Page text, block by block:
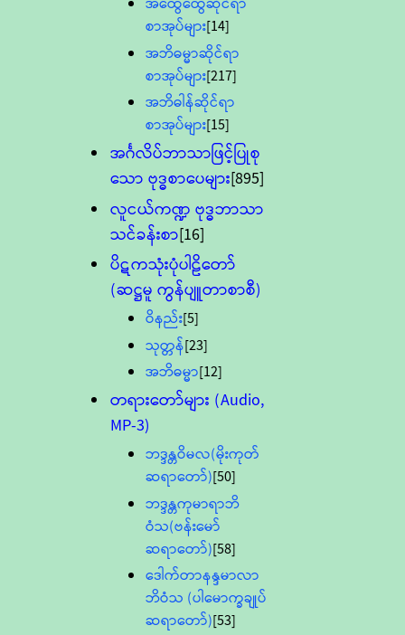
စာအုပ်များ[14]
အဘိဓမ္မာဆိုင်ရာ
စာအုပ်များ[217]
အဘိဓါန်ဆိုင်ရာ
စာအုပ်များ[15]
အင်္ဂလိပ်ဘာသာဖြင့်ပြုစု
သော ဗုဒ္ဓစာပေများ[895]
လူငယ်ကဏ္ဍ ဗုဒ္ဓဘာသာ
သင်ခန်းစာ[16]
ပိဋကသုံးပုံပါဠိတော်
(ဆဋ္ဌမူ ကွန်ပျူတာစာစီ)
ဝိနည်း[5]
သုတ္တန်[23]
အဘိဓမ္မာ[12]
တရားတော်များ (Audio,
MP-3)
ဘဒ္ဒန္တဝိမလ(မိုးကုတ်
ဆရာတော်)[50]
ဘဒ္ဒန္တကုမာရာဘိ
ဝံသ(ဗန်းမော်
ဆရာတော်)[58]
ဒေါက်တာနန္ဒမာလာ
ဘိဝံသ (ပါမောက္ခချုပ်
ဆရာတော်)[53]